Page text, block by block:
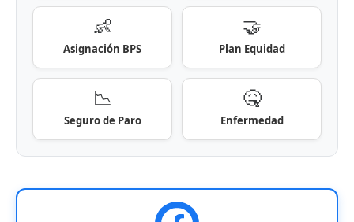
👶
Asignación BPS
🤝
Plan Equidad
📉
Seguro de Paro
🤒
Enfermedad